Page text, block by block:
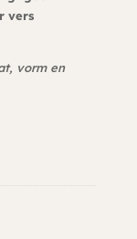
vers
vorm en